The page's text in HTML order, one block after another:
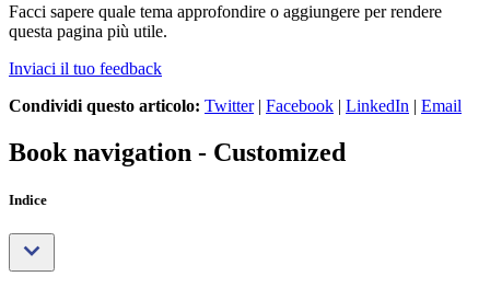
Facci sapere quale tema approfondire o aggiungere per rendere
questa pagina più utile.
Inviaci il tuo feedback
Condividi questo articolo: Twitter| Facebook | LinkedIn | Email
Book navigation - Customized
Indice